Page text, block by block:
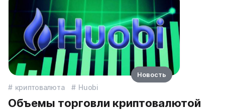
криптовалюта Huobi
Объемы торговли криптовалютой
Новость